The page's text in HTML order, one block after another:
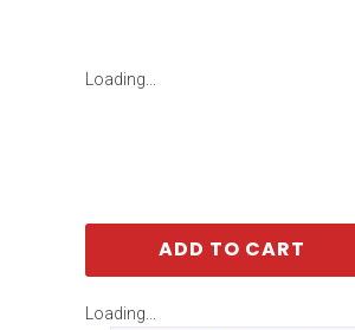
Loading...
ADD TO CART
Loading...